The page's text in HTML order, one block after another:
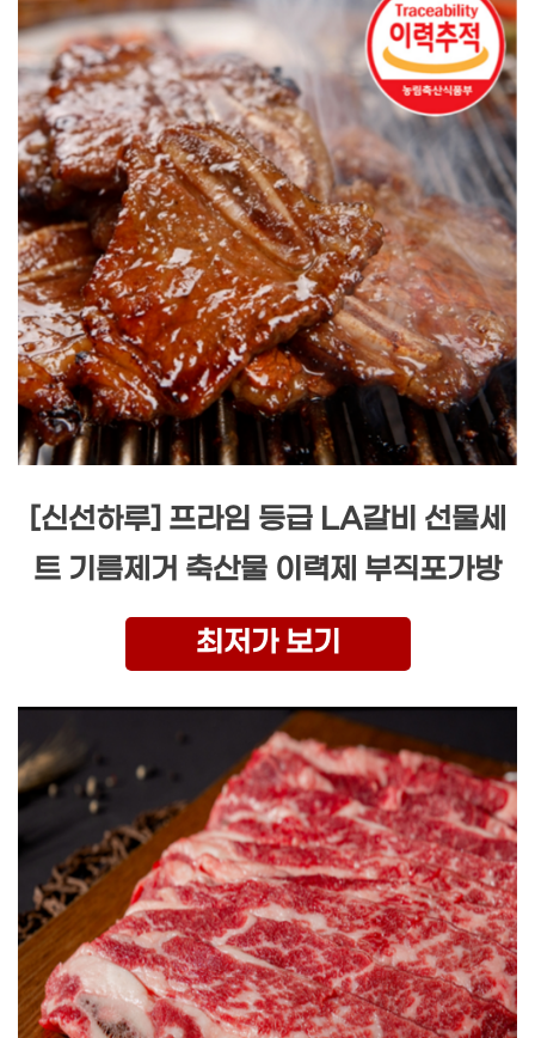
[신선하루] 프라임 등급 LA갈비 선물세
트 기름제거 축산물 이력제 부직포가방
최저가 보기